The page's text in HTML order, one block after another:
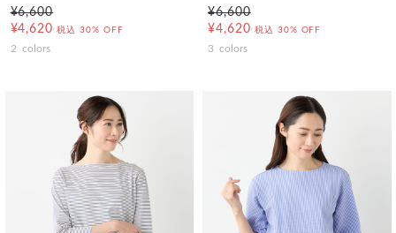
¥6,600
¥4,620 税込 30% OFF
2 colors
¥6,600
¥4,620 税込 30% OFF
3 colors